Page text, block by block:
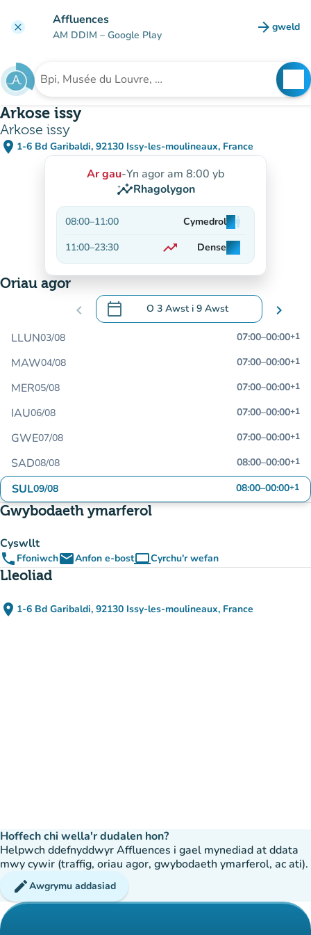
clear Affluences
AM DDIM – Google Play arrow_forward gweld
(tab
Chwilio am sefydliad
Arkose issy
Arkose issy
place 1-6 Bd Garibaldi, 92130 Issy-les-moulineaux, France
(agor yn Google Maps)
(tab newydd)
Ar gau-Yn agor am 8:00 yb
insightsRhagolygon
08:00–11:00 Cymedrolman
man
man
11:00–23:30 trending_up
Ar gynnydd
Denseman
man
man
Oriau agor
chevron_left calendar_today O 3 Awst i 9 Awst
.Agor y calendr i newid dyddiadau chevron_right
LLUN03/08 07:00–00:00+1
MAW04/08 07:00–00:00+1
MER05/08 07:00–00:00+1
IAU06/08 07:00–00:00+1
GWE07/08 07:00–00:00+1
SAD08/08 08:00–00:00+1
SUL09/08 08:00–00:00+1
Gwybodaeth ymarferol
Cyswllt
phone FfoniwchemailAnfon e-bostcomputerCyrchu'r wefan
(tab newydd)
Lleoliad
place 1-6 Bd Garibaldi, 92130 Issy-les-moulineaux, France
(agor yn Google Maps)
(tab newydd)
Hoffech chi wella'r dudalen hon?
Helpwch ddefnyddwyr Affluences i gael mynediad at ddata
mwy cywir (traffig, oriau agor, gwybodaeth ymarferol, ac ati).
editAwgrymu addasiad